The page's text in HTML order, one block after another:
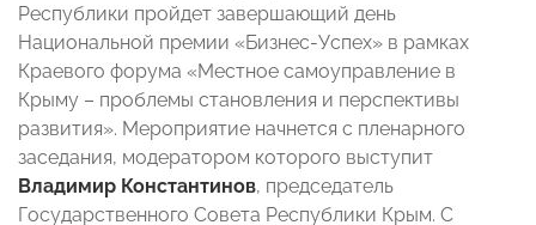
Республики пройдет завершающий день
Национальной премии «Бизнес-Успех» в рамках
Краевого форума «Местное самоуправление в
Крыму – проблемы становления и перспективы
развития». Мероприятие начнется с пленарного
заседания, модератором которого выступит
Владимир Константинов, председатель
Государственного Совета Республики Крым. С